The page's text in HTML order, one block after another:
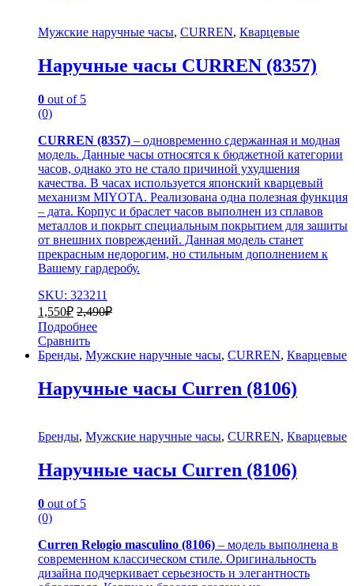
Мужские наручные часы, CURREN, Кварцевые
Наручные часы CURREN (8357)
0 out of 5
(0)
CURREN (8357) – одновременно сдержанная и модная
модель. Данные часы относятся к бюджетной категории
часов, однако это не стало причиной ухудшения
качества. В часах используется японский кварцевый
механизм MIYOTA. Реализована одна полезная функция
– дата. Корпус и браслет часов выполнен из сплавов
металлов и покрыт специальным покрытием для зашиты
от внешних повреждений. Данная модель станет
прекрасным недорогим, но стильным дополнением к
Вашему гардеробу.
SKU: 323211
1,550₽ 2,490₽
Подробнее
Сравнить
Бренды, Мужские наручные часы, CURREN, Кварцевые
Наручные часы Curren (8106)
Бренды, Мужские наручные часы, CURREN, Кварцевые
Наручные часы Curren (8106)
0 out of 5
(0)
Curren Relogio masculino (8106) – модель выполнена в
современном классическом стиле. Оригинальность
дизайна подчеркивает серьезность и элегантность